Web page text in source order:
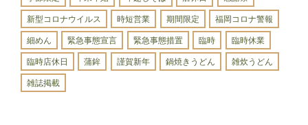
新型コロナウイルス 時短営業 期間限定 福岡コロナ警報
細めん 緊急事態宣言 緊急事態措置 臨時 臨時休業
臨時店休日 蒲鉾 謹賀新年 鍋焼きうどん 雑炊うどん
雑誌掲載